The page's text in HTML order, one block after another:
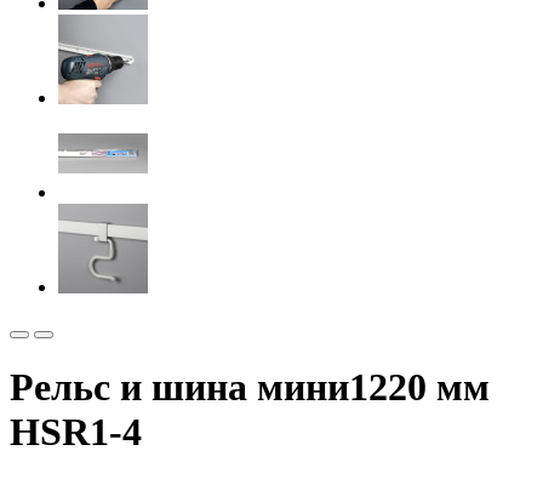
Рельс и шина мини1220 мм
HSR1-4